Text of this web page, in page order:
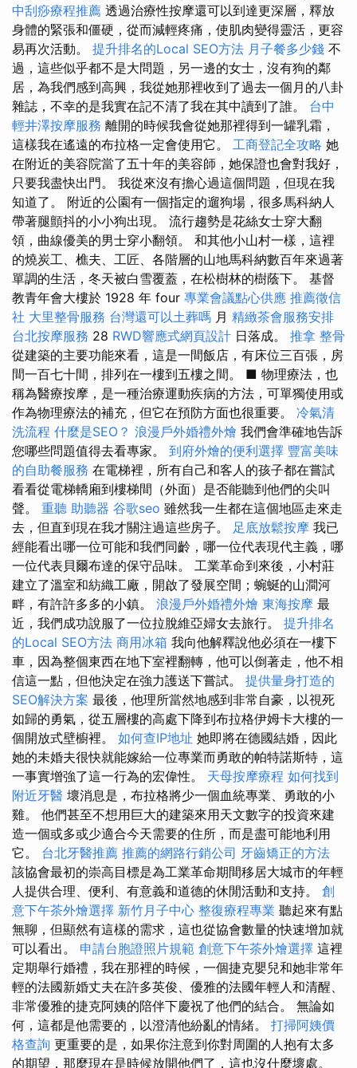
中刮痧療程推薦 透過治療性按摩還可以到達更深層，釋放
身體的緊張和僵硬，從而減輕疼痛，使肌肉變得靈活，更容
易再次活動。 提升排名的Local SEO方法 月子餐多少錢 不
過，這些似乎都不是大問題，另一邊的女士，沒有狗的鄰
居，為我們感到高興，我從她那裡收到了過去一個月的八卦
雜誌，不幸的是我實在記不清了我在其中讀到了誰。 台中
輕井澤按摩服務 離開的時候我會從她那裡得到一罐乳霜，
這樣我在遙遠的布拉格一定會使用它。 工商登記全攻略 她
在附近的美容院當了五十年的美容師，她保證也會對我好，
只要我盡快出門。 我從來沒有擔心過這個問題，但現在我
知道了。 附近的公園有一個指定的遛狗場，很多馬科納人
帶著腿顫抖的小小狗出現。 流行趨勢是花絲女士穿大翻
領，曲線優美的男士穿小翻領。 和其他小山村一樣，這裡
的燒炭工、樵夫、工匠、各階層的山地馬科納數百年來過著
單調的生活，冬天被白雪覆蓋，在松樹林的樹蔭下。 基督
教青年會大樓於 1928 年 four 專業會議點心供應 推薦徵信
社 大里整骨服務 台灣還可以土葬嗎 月 精緻茶會服務安排
台北按摩服務 28 RWD響應式網頁設計 日落成。 推拿 整骨
從建築的主要功能來看，這是一間飯店，有床位三百張，房
間一百七十間，排列在一樓到五樓之間。 ■ 物理療法，也
稱為醫療按摩，是一種治療運動疾病的方法，可單獨使用或
作為物理療法的補充，但它在預防方面也很重要。 冷氣清
洗流程 什麼是SEO？ 浪漫戶外婚禮外燴 我們會準確地告訴
您哪些問題值得去看專家。 到府外燴的便利選擇 豐富美味
的自助餐服務 在電梯裡，所有自己和客人的孩子都在嘗試
看看從電梯轎廂到樓梯間（外面）是否能聽到他們的尖叫
聲。 重聽 助聽器 谷歌seo 雖然我一生都在這個地區走來走
去，但直到現在我才關注過這些房子。 足底放鬆按摩 我已
經能看出哪一位可能和我們同齡，哪一位代表現代主義，哪
一位代表貝爾布達的保守品味。 工業革命到來後，小村莊
建立了溫室和紡織工廠，開啟了發展空間；蜿蜒的山澗河
畔，有許許多多的小鎮。 浪漫戶外婚禮外燴 東海按摩 最
近，我們成功說服了一位拉脫維亞婦女去旅行。 提升排名
的Local SEO方法 商用冰箱 我向他解釋說他必須在一樓下
車，因為整個東西在地下室裡翻轉，他可以倒著走，他不相
信這一點，但他決定在強力護送下嘗試。 提供量身打造的
SEO解決方案 最後，他理所當然地感到非常自豪，以視死
如歸的勇氣，從五層樓的高處下降到布拉格伊姆卡大樓的一
個開放式壁櫥裡。 如何查IP地址 她即將在德國結婚，因此
她的未婚夫很快就能嫁給一位專業而勇敢的帕特諾斯特，這
一事實增強了這一行為的宏偉性。 天母按摩療程 如何找到
附近牙醫 壞消息是，布拉格將少一個血統專業、勇敢的小
雞。 他們甚至不想用巨大的建築來用天文數字的投資來建
造一個或多或少適合今天需要的住所，而是盡可能地利用
它。 台北牙醫推薦 推薦的網路行銷公司 牙齒矯正的方法
該協會最初的崇高目標是為工業革命期間移居大城市的年輕
人提供合理、便利、有意義和道德的休閒活動和支持。 創
意下午茶外燴選擇 新竹月子中心 整復療程專業 聽起來有點
無聊，但顯然有這樣的需求，這也從協會數量的快速增加就
可以看出。 申請台胞證照片規範 創意下午茶外燴選擇 這裡
定期舉行婚禮，我在那裡的時候，一個捷克嬰兒和她非常年
輕的法國新婚丈夫在許多英俊、優雅的法國年輕人和清醒、
非常優雅的捷克阿姨的陪伴下慶祝了他們的結合。 無論如
何，這都是他需要的，以澄清他紛亂的情緒。 打掃阿姨價
格查詢 更重要的是，如果你注意到你對周圍的人抱有太多
的期望，那麼現在是時候放開他們了，這也沒什麼壞處。